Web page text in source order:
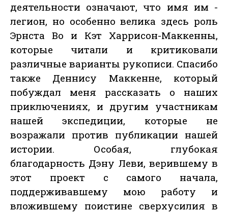
деятельности означают, что имя им -
легион, но особенно велика здесь роль
Эрнста Во и Кэт Харрисон-Маккенны,
которые читали и критиковали
различные варианты рукописи. Спасибо
также Деннису Маккенне, который
побуждал меня рассказать о наших
приключениях, и другим участникам
нашей экспедиции, которые не
возражали против публикации нашей
истории. Особая, глубокая
благодарность Дэну Леви, верившему в
этот проект с самого начала,
поддерживавшему мою работу и
вложившему поистине сверхусилия в